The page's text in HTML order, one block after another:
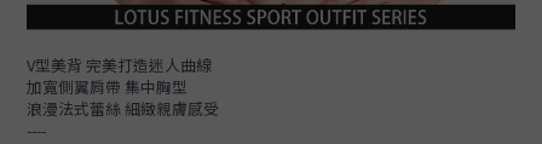
V型美背 完美打造迷人曲線
加寬側翼肩帶 集中胸型
浪漫法式蕾絲 細緻親膚感受
----